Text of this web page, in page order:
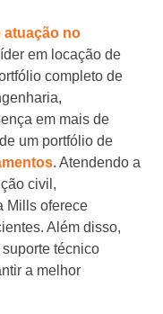
atuação no
em locação de
completo de
em mais de
um portfólio de
. Atendendo a
civil,
Mills oferece
Além disso,
técnico
a melhor